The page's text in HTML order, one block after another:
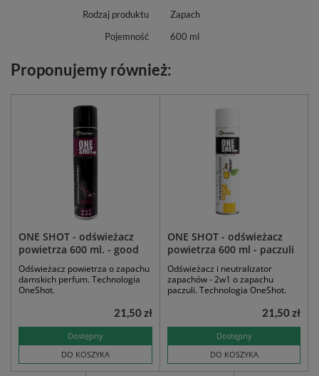
Rodzaj produktu
Zapach
Pojemność
600 ml
Proponujemy również:
ONE SHOT - odświeżacz
powietrza 600 ml. - good
Odświeżacz powietrza o zapachu
damskich perfum. Technologia
OneShot.
Dostępny
DO KOSZYKA
21,50 zł
ONE SHOT - odświeżacz
powietrza 600 ml - paczuli
Odświeżacz i neutralizator
zapachów - 2w1 o zapachu
paczuli. Technologia OneShot.
Dostępny
DO KOSZYKA
21,50 zł